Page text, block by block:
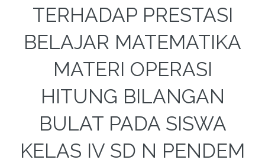
TERHADAP PRESTASI
BELAJAR MATEMATIKA
MATERI OPERASI
HITUNG BILANGAN
BULAT PADA SISWA
KELAS IV SD N PENDEM